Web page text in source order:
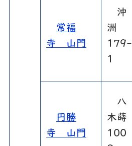
常福
寺 山門
沖
洲
179-
1
円勝
寺 山門
八
木蒔
100